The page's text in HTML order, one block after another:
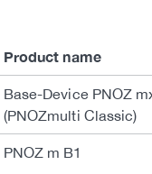
Product name
Base-Device PNOZ
(PNOZmulti Classic)
PNOZ m B1